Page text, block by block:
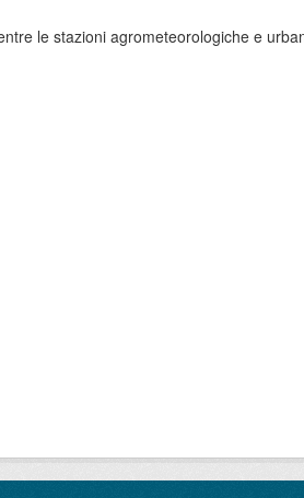
le stazioni agrometeorologiche e